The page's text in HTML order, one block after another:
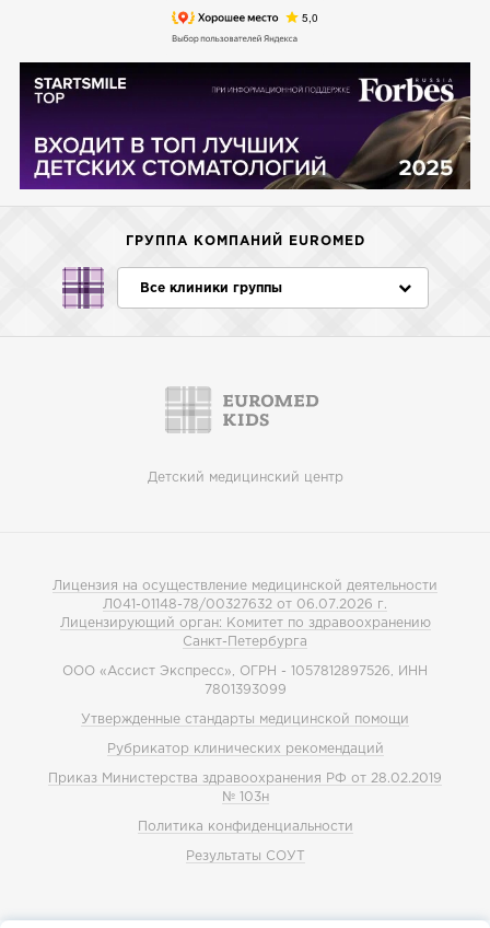
ГРУППА КОМПАНИЙ EUROMED
Все клиники группы
Детский медицинский центр
Лицензия на осуществление медицинской деятельности
Л041-01148-78/00327632 от 06.07.2026 г.
Лицензирующий орган: Комитет по здравоохранению
Санкт-Петербурга
ООО «Ассист Экспресс», ОГРН - 1057812897526, ИНН
7801393099
Утвержденные стандарты медицинской помощи
Рубрикатор клинических рекомендаций
Приказ Министерства здравоохранения РФ от 28.02.2019
№ 103н
Политика конфиденциальности
Результаты СОУТ